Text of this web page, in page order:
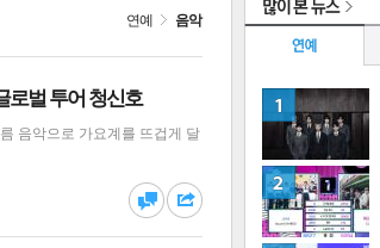
연예 음악
로벌 투어 청신호
음악으로 가요계를 뜨겁게 달